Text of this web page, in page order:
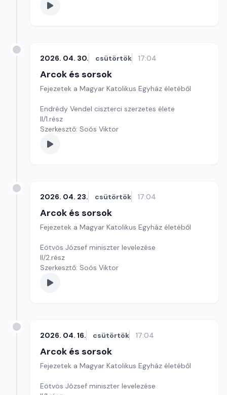
2026. 04. 30. csütörtök 17:04
Arcok és sorsok
Fejezetek a Magyar Katolikus Egyház életéből
Endrédy Vendel ciszterci szerzetes élete
II/1.rész
Szerkesztő: Soós Viktor
2026. 04. 23. csütörtök 17:04
Arcok és sorsok
Fejezetek a Magyar Katolikus Egyház életéből
Eötvös József miniszter levelezése
II/2.rész
Szerkesztő: Soós Viktor
2026. 04. 16. csütörtök 17:04
Arcok és sorsok
Fejezetek a Magyar Katolikus Egyház életéből
Eötvös József miniszter levelezése